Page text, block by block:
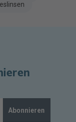
Abonnieren